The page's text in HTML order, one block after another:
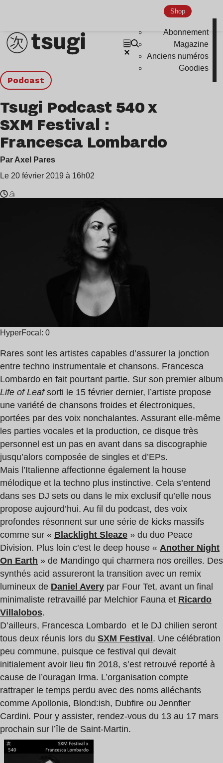
Shop
Abonnement
Magazine
Anciens numéros
Goodies
podcast
Tsugi Podcast 540 x
SXM Festival :
Francesca Lombardo
Par Axel Pares
Le 20 février 2019 à 16h02
HyperFocal: 0
Rares sont les artistes capables d’assurer la jonction
entre techno instrumentale et chansons. Francesca
Lombardo en fait pourtant partie. Sur son premier album
Life of Leafsorti le 15 février dernier, l’artiste propose
une variété de chansons froides et électroniques,
portées par des voix nonchalantes. Assurant elle-même
les parties vocales et la production, ce disque très
personnel est un pas en avant dans sa discographie
jusqu’alors composée de singles et d’EPs.
Mais l’Italienne affectionne également la house
mélodique et la techno plus instinctive. Cela s’entend
dans ses DJ sets ou dans le mix exclusif qu’elle nous
propose aujourd’hui. Au fil du podcast, des voix
profondes résonnent sur une série de kicks massifs
comme sur « Blacklight Sleaze » du duo Peace
Division. Plus loin c’est le deep house « Another Night
On Earth » de Mandingo qui charmera nos oreilles. Des
synthés acid assureront la transition avec un remix
lumineux de Daniel Avery par Four Tet, avant un final
minimaliste retravaillé par Melchior Fauna et Ricardo
Villalobos.
D’ailleurs, Francesca Lombardo et le DJ chilien seront
tous deux réunis lors du SXM Festival . Une célébration
peu commune, puisque ce festival qui devait
initialement avoir lieu fin 2018, s’est retrouvé reporté à
cause de l’ouragan Irma. L’organisation compte
rattraper le temps perdu avec des noms alléchants
comme Apollonia, Blond:ish, Dubfire ou Jennfier
Cardini. Pour y assister, rendez-vous du 13 au 17 mars
prochain sur l’île de Saint-Martin.